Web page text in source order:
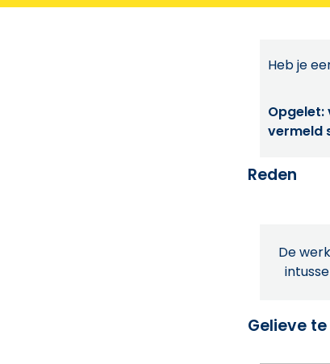
Heb je
Opgelet:
vermeld
Reden
De
Gelieve